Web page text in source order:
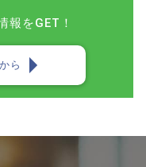
報をGET！
ら